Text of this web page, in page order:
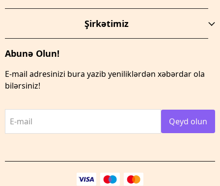
Şirkətimiz
Abunə Olun!
E-mail adresinizi bura yazib yeniliklərdən xəbərdar ola
bilərsiniz!
E-mail Qeyd olun